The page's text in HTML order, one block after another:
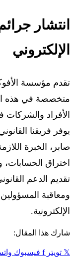
انتشار
الإلكتروني
تقدم مؤسسة
متخصصة في هذه
الأفراد والشركات
يوفر فريقنا
صابر، الخبرة
اختراق الحسابات،
تقديم الدعم
ومعاقبة المسؤولين
الإلكترونية.
شارك هذا المقال:
𝕏 تويترf فيسبوك